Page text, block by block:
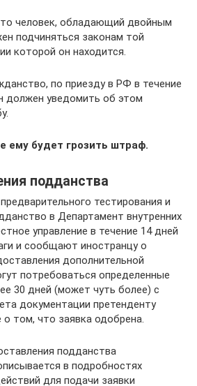
человек, обладающий двойным
подчиняться законам той
которой он находится.
по приезду в РФ в течение
должен уведомить об этом
ему будет грозить штраф.
подданства
тестирования и
в Департамент внутренних
управление в течение 14 дней
и сообщают иностранцу о
дополнительной
потребоваться определенные
30 дней (может чуть более) с
документации претенденту
том, что заявка одобрена.
подданства
в подробностях
для подачи заявки